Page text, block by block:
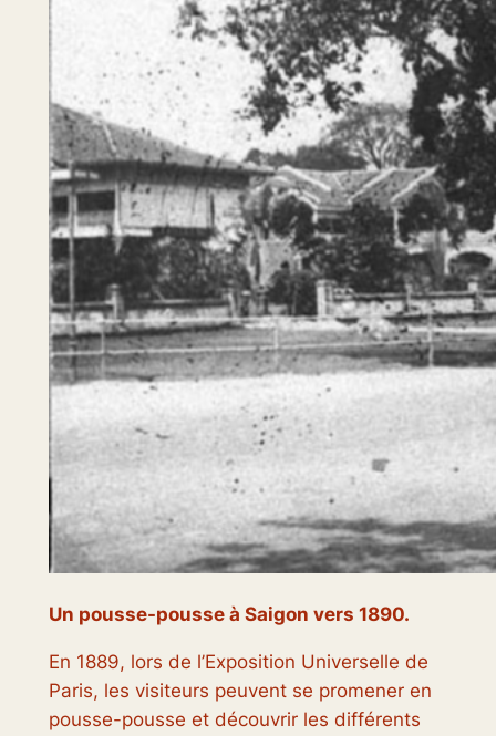
Un pousse-pousse à Saigon vers 1890.
En 1889, lors de l’Exposition Universelle de
Paris, les visiteurs peuvent se promener en
pousse-pousse et découvrir les différents